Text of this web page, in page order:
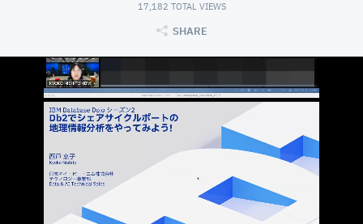
17,182 TOTAL VIEWS
SHARE